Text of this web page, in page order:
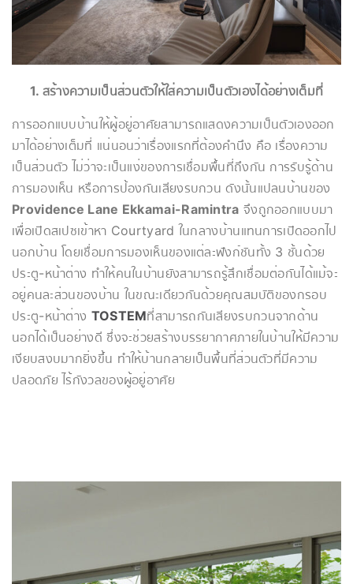
1. สร้างความเป็นส่วนตัวให้ใส่ความเป็นตัวเองได้อย่างเต็มที่
การออกแบบบ้านให้ผู้อยู่อาศัยสามารถแสดงความเป็นตัวเองออก
มาได้อย่างเต็มที่ แน่นอนว่าเรื่องแรกที่ต้องคำนึง คือ เรื่องความ
เป็นส่วนตัว ไม่ว่าจะเป็นแง่ของการเชื่อมพื้นที่ถึงกัน การรับรู้ด้าน
การมองเห็น หรือการป้องกันเสียงรบกวน ดังนั้นแปลนบ้านของ
Providence Lane Ekkamai-Ramintra จึงถูกออกแบบมา
เพื่อเปิดสเปซเข้าหา Courtyard ในกลางบ้านแทนการเปิดออกไป
นอกบ้าน โดยเชื่อมการมองเห็นของแต่ละฟังก์ชันทั้ง 3 ชั้นด้วย
ประตู-หน้าต่าง ทำให้คนในบ้านยังสามารถรู้สึกเชื่อมต่อกันได้แม้จะ
อยู่คนละส่วนของบ้าน ในขณะเดียวกันด้วยคุณสมบัติของกรอบ
ประตู-หน้าต่าง TOSTEMที่สามารถกันเสียงรบกวนจากด้าน
นอกได้เป็นอย่างดี ซึ่งจะช่วยสร้างบรรยากาศภายในบ้านให้มีความ
เงียบสงบมากยิ่งขึ้น ทำให้บ้านกลายเป็นพื้นที่ส่วนตัวที่มีความ
ปลอดภัย ไร้กังวลของผู้อยู่อาศัย